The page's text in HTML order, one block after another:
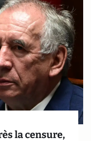
la censure,